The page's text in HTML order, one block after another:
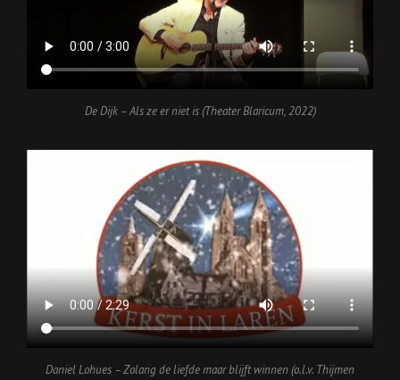
De Dijk – Als ze er niet is (Theater Blaricum, 2022)
Daniel Lohues – Zolang de liefde maar blijft winnen (o.l.v. Thijmen